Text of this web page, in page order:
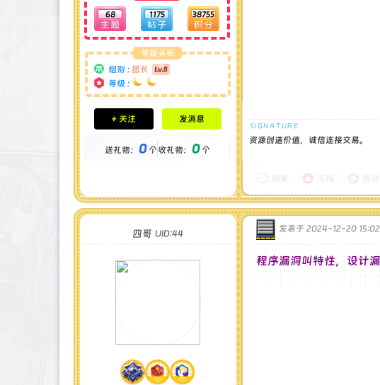
68 1175 38755
等级头衔
组别 : 团长
等级 :
积分成就
钻石 : 1 颗
金币 : 0 枚
+ 关注 发消息
送礼物： 0个收礼物： 0个
资源创造价值，诚信连接交易。
四哥 UID:44 发表于 2024-12-20
程序漏洞叫特性，设计